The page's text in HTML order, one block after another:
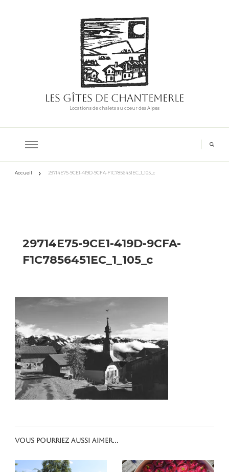
Les Gîtes de Chantemerle
Locations de chalets au coeur des Alpes
Accueil 29714E75-9CE1-419D-9CFA-F1C7856451EC_1_105_c
29714E75-9CE1-419D-9CFA-
F1C7856451EC_1_105_c
Vous pourriez aussi aimer...